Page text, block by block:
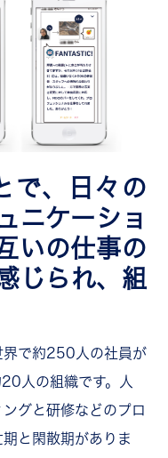
で、日々の
ニケーショ
いの仕事の
じられ、組
界で約250人の社員が
人の組織です。人
グと研修などのプロ
と閑散期がありま